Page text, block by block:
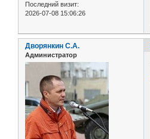
Последний визит:
2026-07-08 15:06:26
Дворянкин С.А.
Администратор